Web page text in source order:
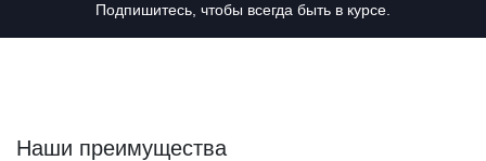
Подпишитесь, чтобы всегда быть в курсе.
Наши преимущества